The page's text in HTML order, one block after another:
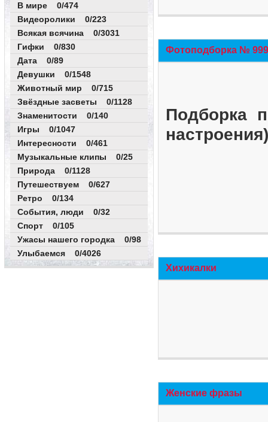
В мире 0/474
Видеоролики 0/223
Всякая всячина 0/3031
Гифки 0/830
Дата 0/89
Девушки 0/1548
Животный мир 0/715
Звёздные засветы 0/1128
Знаменитости 0/140
Игры 0/1047
Интересности 0/461
Музыкальные клипы 0/25
Природа 0/1128
Путешествуем 0/627
Ретро 0/134
События, люди 0/32
Спорт 0/105
Ужасы нашего городка 0/98
Улыбаемся 0/4026
Фотоподборка №
Подборка
Хихикалки
Женские фразы